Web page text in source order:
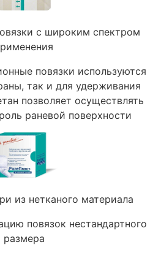
с широким спектром
повязки используются
так и для удерживания
позволяет осуществлять
раневой поверхности
из нетканого материала
повязок нестандартного
размера